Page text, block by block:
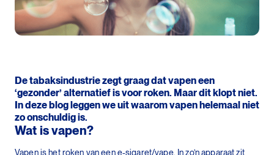
De tabaksindustrie zegt graag dat vapen een
‘gezonder’ alternatief is voor roken. Maar dit klopt niet.
In deze blog leggen we uit waarom vapen helemaal niet
zo onschuldig is.
Wat is vapen?
Vapen is het roken van een e-sigaret/vape. In zo’n apparaat zit